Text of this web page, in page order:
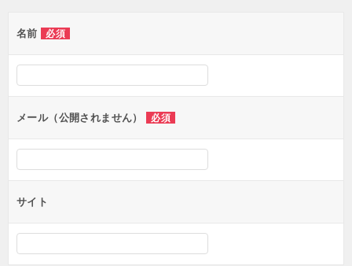
ー
シ
ョ
ン
名前 必須
メール（公開されません） 必須
サイト